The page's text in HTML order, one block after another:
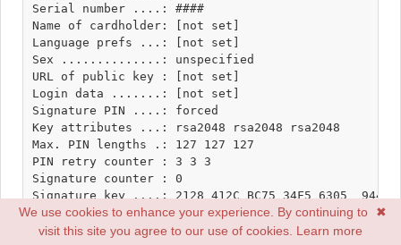
Serial number ....: ####
Name of cardholder: [not set]
Language prefs ...: [not set]
Sex ..............: unspecified
URL of public key : [not set]
Login data .......: [not set]
Signature PIN ....: forced
Key attributes ...: rsa2048 rsa2048 rsa2048
Max. PIN lengths .: 127 127 127
PIN retry counter : 3 3 3
Signature counter : 0
Signature key ....: 2128 412C BC75 34F5 6305  9447
      created ....: 2016-10-19 10:15:26
Encryption key....: 0B24 9C62 4A7D 19FE 7AB9  DCB3
✖
We use cookies to enhance your experience. By continuing to
visit this site you agree to our use of cookies. Learn more